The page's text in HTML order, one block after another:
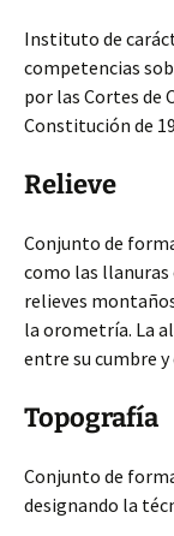
Instituto de
competencias
por las Cortes de
Constitución de
Relieve
Conjunto de
como las llanuras
relieves
la orometría. La
entre su cumbre
Topografía
Conjunto de
designando la